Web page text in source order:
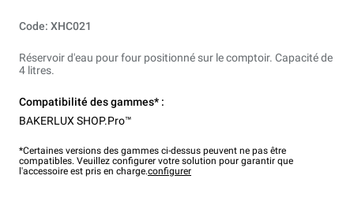
Code: XHC021
Réservoir d'eau pour four positionné sur le comptoir. Capacité de
4 litres.
Compatibilité des gammes* :
BAKERLUX SHOP.Pro™
*Certaines versions des gammes ci-dessus peuvent ne pas être
compatibles. Veuillez configurer votre solution pour garantir que
l'accessoire est pris en charge.configurer